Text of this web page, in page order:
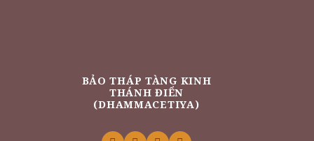
BẢO THÁP TÀNG KINH
THÁNH ĐIỂN
(DHAMMACETIYA)